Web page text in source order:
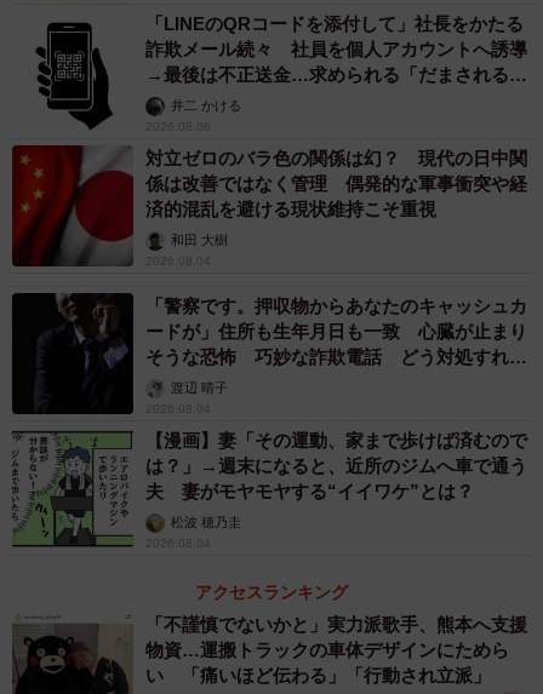
などの業務用器具の製造」などを主な事業とする「業務用
機械器具製造業」で、89社に1社が倒産する危険性があると
いいます。
製造業の事業拡大には設備に多額の先行投資が必要なこと
から、長引くコロナ禍の影響で受注が確保できない企業に
関しては、2022年になって資金繰りが悪化し息切れ倒産を
起こしているといいます。
4位は「とび工事」「内装工事」「塗装工事」「鉄骨工事」
などを主な事業とする「職別工事業（設備工事業を除
く）」で、103社に1社が倒産する危険性があるとしていま
す。
一般的に元請業者より経営基盤がぜい弱な下請業者は、昨
今の労働費や燃料費の高止まり、建築資材高騰の煽りを受
けやすく、コロナ禍によって公共事業が低調化したことも
あり、自助努力の限界が達した中小・零細企業に倒産の危
険性があるといいます。
【5位：洗濯・理容・美容・浴場業】
「LINEのQRコードを添付して」社長をかたる
詐欺メール続々 社員を個人アカウントへ誘導
→最後は不正送金…求められる「だまされる前
提」の対策
井二 かける
2026.08.06
対立ゼロのバラ色の関係は幻？ 現代の日中関
係は改善ではなく管理 偶発的な軍事衝突や経
済的混乱を避ける現状維持こそ重視
和田 大樹
2026.08.04
「警察です。押収物からあなたのキャッシュカ
ードが」住所も生年月日も一致 心臓が止まり
そうな恐怖 巧妙な詐欺電話 どう対処すれ
ば…渡辺 晴子
2026.08.04
【漫画】妻「その運動、家まで歩けば済むので
は？」→週末になると、近所のジムへ車で通う
夫 妻がモヤモヤする“イイワケ”とは？
松波 穂乃圭
2026.08.04
アクセスランキング
「不謹慎でないかと」実力派歌手、熊本へ支援
物資…運搬トラックの車体デザインにためら
い 「痛いほど伝わる」「行動され立派」